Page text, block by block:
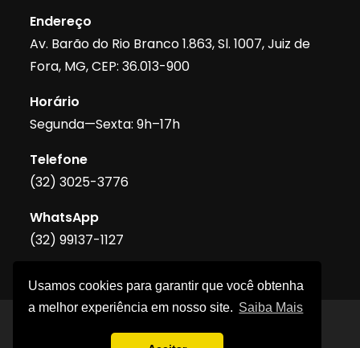
Usamos cookies para garantir que você obtenha
a melhor experiência em nosso site. Saiba Mais
Endereço
Av. Barão do Rio Branco 1.863, Sl. 1007, Juiz de
Fora, MG, CEP: 36.013-900
Horário
Segunda—Sexta: 9h–17h
Telefone
(32) 3025-3776
WhatsApp
(32) 99137-1127
Morais & Tavares Advogados Associados